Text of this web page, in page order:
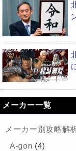
メーカー一覧
メーカー別攻略解
A-gon (4)